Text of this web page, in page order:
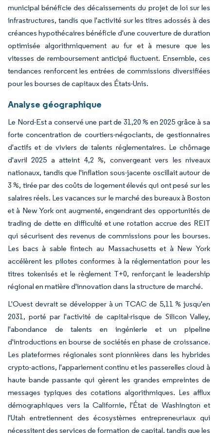
municipal bénéficie des décaissements du projet de loi sur les
infrastructures, tandis que l'activité sur les titres adossés à des
créances hypothécaires bénéficie d'une couverture de duration
optimisée algorithmiquement au fur et à mesure que les
vitesses de remboursement anticipé fluctuent. Ensemble, ces
tendances renforcent les entrées de commissions diversifiées
pour les bourses de capitaux des États-Unis.
Analyse géographique
Le Nord-Est a conservé une part de 31,20 % en 2025 grâce à sa
forte concentration de courtiers-négociants, de gestionnaires
d'actifs et de viviers de talents réglementaires. Le chômage
d'avril 2025 a atteint 4,2 %, convergeant vers les niveaux
nationaux, tandis que l'inflation sous-jacente oscillait autour de
3 %, tirée par des coûts de logement élevés qui ont pesé sur les
salaires réels. Les vacances sur le marché des bureaux à Boston
et à New York ont augmenté, engendrant des opportunités de
trading de dette en difficulté et une rotation accrue des REIT
qui sécurisent des revenus de commissions pour les bourses.
Les bacs à sable fintech au Massachusetts et à New York
accélèrent les pilotes conformes à la réglementation pour les
titres tokenisés et le règlement T+0, renforçant le leadership
régional en matière d'innovation dans la structure de marché.
L'Ouest devrait se développer à un TCAC de 5,11 % jusqu'en
2031, porté par l'activité de capital-risque de Silicon Valley,
l'abondance de talents en ingénierie et un pipeline
d'introductions en bourse de sociétés en phase de croissance.
Les plateformes régionales sont pionnières dans les hybrides
crypto-actions, l'appariement continu et les passerelles cloud à
haute bande passante qui gèrent les grandes empreintes de
messages typiques des cotations algorithmiques. Les afflux
démographiques vers la Californie, l'État de Washington et
l'Utah entretiennent des écosystèmes entrepreneuriaux qui
nécessitent des services de formation de capital, tandis que les